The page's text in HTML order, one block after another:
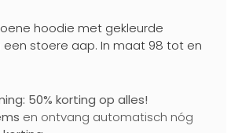
hoodie met gekleurde
stoere aap. In maat 98 tot en
50% korting op alles!
en ontvang automatisch nóg